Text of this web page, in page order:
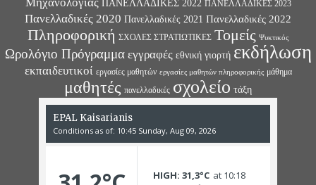
ΠΑΝΕΛΛΑΔΙΚΕΣ 2022 ΠΑΝΕΛΛΑΔΙΚΕΣ 2023
Πανελλαδικές 2020 Πανελλαδικές 2021 Πανελλαδικές 2022
Πληροφορική ΣΧΟΛΕΣ ΣΤΡΑΤΙΩΤΙΚΕΣ Τομείς Ψυκτικός
Ωρολόγιο Πρόγραμμα εγγραφές εθνική γιορτή εκδήλωση
εκπαιδευτικοί εργασίες μαθητών εργασίες μαθητών πληροφορικής μάθημα
μαθητές πανελλαδικές σχολείο τάξη